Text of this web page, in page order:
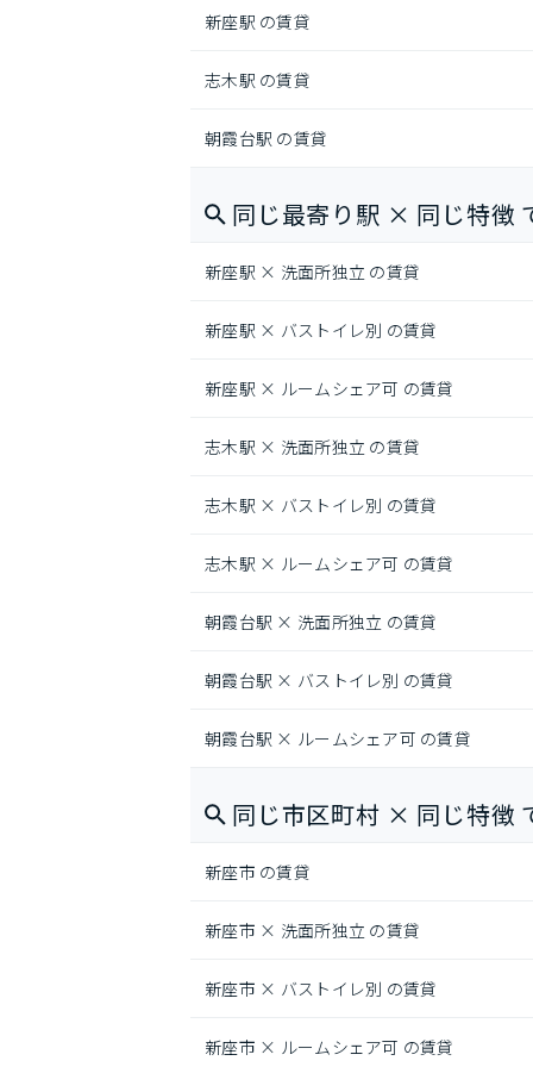
新座駅 の賃貸
志木駅 の賃貸
朝霞台駅 の賃貸
同じ最寄り駅 × 同じ特徴
新座駅 × 洗面所独立 の賃貸
新座駅 × バストイレ別 の賃貸
新座駅 × ルームシェア可 の賃貸
志木駅 × 洗面所独立 の賃貸
志木駅 × バストイレ別 の賃貸
志木駅 × ルームシェア可 の賃貸
朝霞台駅 × 洗面所独立 の賃貸
朝霞台駅 × バストイレ別 の賃貸
朝霞台駅 × ルームシェア可 の賃貸
同じ市区町村 × 同じ特徴
新座市 の賃貸
新座市 × 洗面所独立 の賃貸
新座市 × バストイレ別 の賃貸
新座市 × ルームシェア可 の賃貸